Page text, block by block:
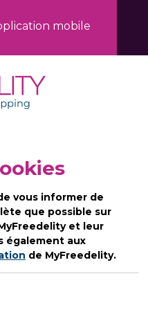
mobile
vous informer de
que possible sur
et leur
également aux
de MyFreedelity.